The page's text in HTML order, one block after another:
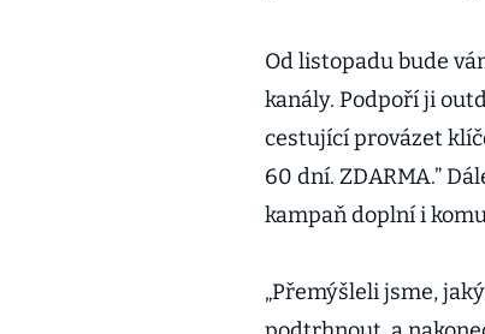
Od listopadu bude
kanály. Podpoří ji
cestující provázet
60 dní. ZDARMA.”
kampaň doplní i
„Přemýšleli jsme,